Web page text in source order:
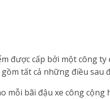
được cấp bởi một công
tất cả những điều sau
mỗi bãi đậu xe công cộng